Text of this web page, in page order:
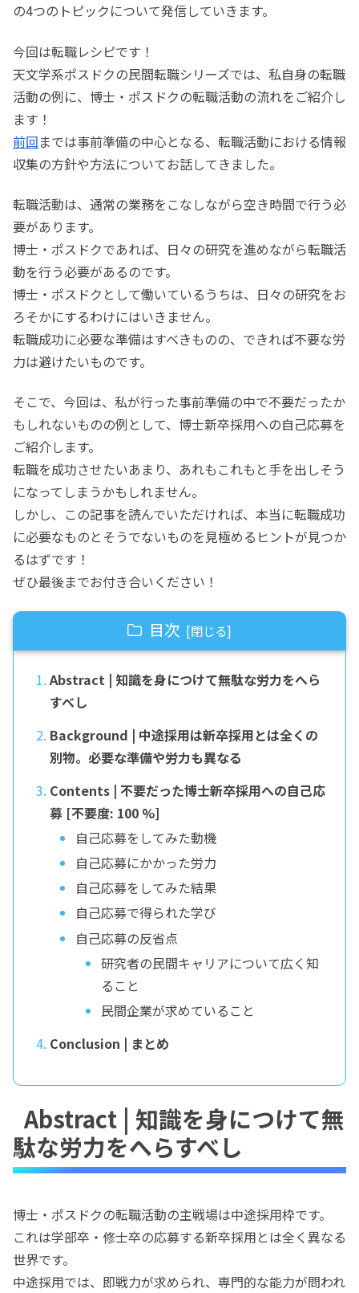
の4つのトピックについて発信していきます。
今回は転職レシピです！
天文学系ポスドクの民間転職シリーズでは、私自身の転職
活動の例に、博士・ポスドクの転職活動の流れをご紹介し
ます！
前回までは事前準備の中心となる、転職活動における情報
収集の方針や方法についてお話してきました。
転職活動は、通常の業務をこなしながら空き時間で行う必
要があります。
博士・ポスドクであれば、日々の研究を進めながら転職活
動を行う必要があるのです。
博士・ポスドクとして働いているうちは、日々の研究をお
ろそかにするわけにはいきません。
転職成功に必要な準備はすべきものの、できれば不要な労
力は避けたいものです。
そこで、今回は、私が行った事前準備の中で不要だったか
もしれないものの例として、博士新卒採用への自己応募を
ご紹介します。
転職を成功させたいあまり、あれもこれもと手を出しそう
になってしまうかもしれません。
しかし、この記事を読んでいただければ、本当に転職成功
に必要なものとそうでないものを見極めるヒントが見つか
るはずです！
ぜひ最後までお付き合いください！
目次
Abstract | 知識を身につけて無駄な労力をへら
すべし
Background | 中途採用は新卒採用とは全くの
別物。必要な準備や労力も異なる
Contents | 不要だった博士新卒採用への自己応
募 [不要度: 100 %]
自己応募をしてみた動機
自己応募にかかった労力
自己応募をしてみた結果
自己応募で得られた学び
自己応募の反省点
研究者の民間キャリアについて広く知
ること
民間企業が求めていること
Conclusion | まとめ
Abstract | 知識を身につけて無
駄な労力をへらすべし
博士・ポスドクの転職活動の主戦場は中途採用枠です。
これは学部卒・修士卒の応募する新卒採用とは全く異なる
世界です。
中途採用では、即戦力が求められ、専門的な能力が問われ